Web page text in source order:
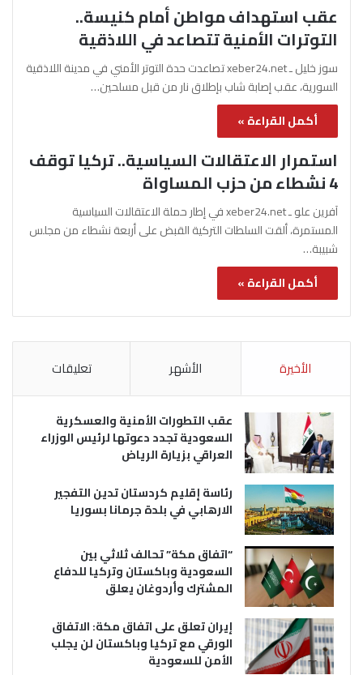
عقب استهداف مواطن أمام كنيسة..
التوترات الأمنية تتصاعد في اللاذقية
سوز خليل ـ xeber24.net تصاعدت حدة التوتر الأمني في مدينة اللاذقية
السورية، عقب إصابة شاب بإطلاق نار من قبل مسلحين…
أكمل القراءة »
استمرار الاعتقالات السياسية.. تركيا توقف
4 نشطاء من حزب المساواة
آفرين علو ـ xeber24.net في إطار حملة الاعتقالات السياسية
المستمرة، ألقت السلطات التركية القبض على أربعة نشطاء من مجلس
شبيبة…
أكمل القراءة »
الأخيرة الأشهر تعليقات
عقب التطورات الأمنية والعسكرية
السعودية تجدد دعوتها لرئيس الوزراء
العراقي بزيارة الرياض
رئاسة إقليم كردستان تدين التفجير
الارهابي في بلدة جرمانا بسوريا
“اتفاق مكة” تحالف ثلاثي بين
السعودية وباكستان وتركيا للدفاع
المشترك وأردوغان يعلق
إيران تعلق على اتفاق مكة: الاتفاق
الورقي مع تركيا وباكستان لن يجلب
الأمن للسعودية